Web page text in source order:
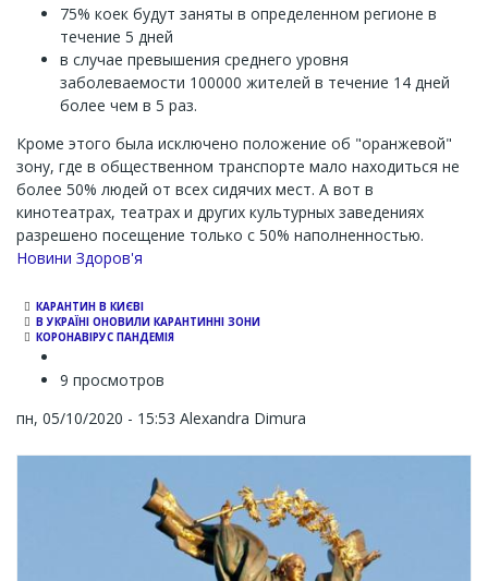
75% коек будут заняты в определенном регионе в
течение 5 дней
в случае превышения среднего уровня
заболеваемости 100000 жителей в течение 14 дней
более чем в 5 раз.
Кроме этого была исключено положение об "оранжевой"
зону, где в общественном транспорте мало находиться не
более 50% людей от всех сидячих мест. А вот в
кинотеатрах, театрах и других культурных заведениях
разрешено посещение только с 50% наполненностью.
Новини Здоров'я
КАРАНТИН В КИЄВІ
В УКРАЇНІ ОНОВИЛИ КАРАНТИННІ ЗОНИ
КОРОНАВІРУС ПАНДЕМІЯ
9 просмотров
пн, 05/10/2020 - 15:53 Alexandra Dimura